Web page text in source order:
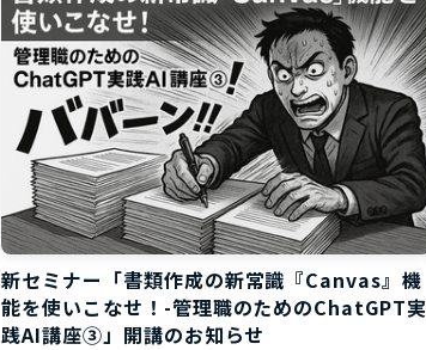
新セミナー「書類作成の新常識『Canvas』機
能を使いこなせ！-管理職のためのChatGPT実
践AI講座③」開講のお知らせ